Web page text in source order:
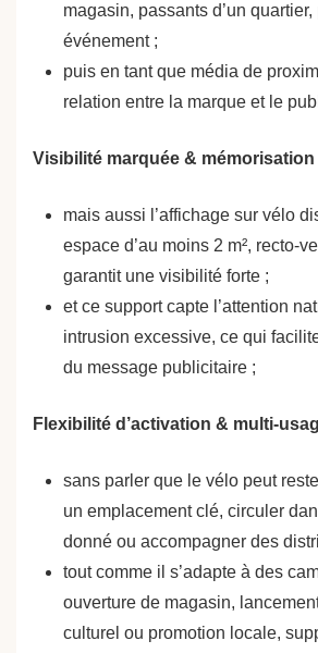
magasin, passants d’un
événement ;
puis en tant que média de
relation entre la marque et le
Visibilité marquée &
mais aussi l’affichage sur vélo
espace d’au moins 2 m², recto-
garantit une visibilité forte ;
et ce support capte l’attention
intrusion excessive, ce qui
du message publicitaire ;
Flexibilité d’activation & multi-
sans parler que le vélo peut
un emplacement clé, circuler
donné ou accompagner des
tout comme il s’adapte à des
ouverture de magasin,
culturel ou promotion locale,